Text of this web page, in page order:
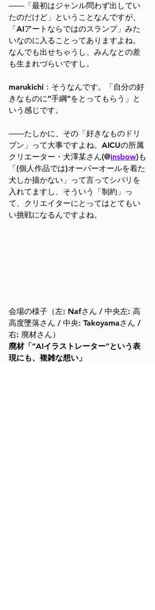
――「最初はジャンル問わず出してい
たのだけど」ということなんですが、
「AIアートならではのスランプ」みた
いなのに入ることってありますよね。
なんでも出せちゃうし、みんなとの差
も生まれづらいですし。
marukichi：そうなんです。「自分の好
きなものに”手綱”をとってもらう」と
いう感じです。
――たしかに、その「好きなものドリ
ブン」って大事ですよね。AICUの所属
クリエーター・犬澤某さん(@insbow)も
「(個人作品では)オーバーオールを着た
犬しか描かない」って言ってシバリを
入れてますし、そういう「制約」っ
て、クリエイターにとってはとてもい
い挑戦になるんですよね。
会場の様子（左: Nafさん / 中央左: 高
高度墜落さん / 中央: Takoyamaさん /
右: 廃材さん）
廃材「”AIイラストレーター”という表
現にも、複雑な想い」